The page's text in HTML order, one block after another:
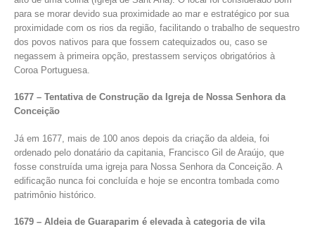
para se morar devido sua proximidade ao mar e estratégico por sua
proximidade com os rios da região, facilitando o trabalho de sequestro
dos povos nativos para que fossem catequizados ou, caso se
negassem à primeira opção, prestassem serviços obrigatórios à
Coroa Portuguesa.
1677 – Tentativa de Construção da Igreja de Nossa Senhora da
Conceição
Já em 1677, mais de 100 anos depois da criação da aldeia, foi
ordenado pelo donatário da capitania, Francisco Gil de Araújo, que
fosse construída uma igreja para Nossa Senhora da Conceição. A
edificação nunca foi concluída e hoje se encontra tombada como
patrimônio histórico.
1679 – Aldeia de Guaraparim é elevada à categoria de vila